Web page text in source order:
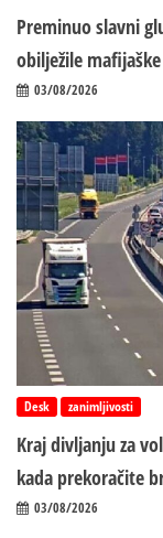
Preminuo slavni
obilježile
03/08/2026
Desk zanimljivosti
Kraj divljanju za
kada prekoračite
03/08/2026